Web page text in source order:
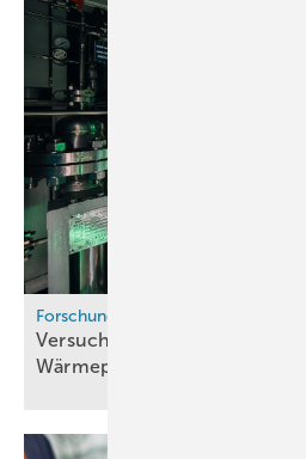
Forschung & Entwicklung
Versuchsanlage koppelt
Wärmepumpe für